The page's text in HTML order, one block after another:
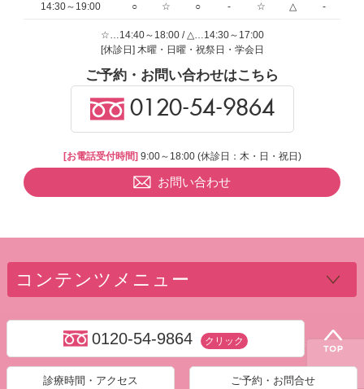
14:30～19:00 ○ ☆ ○ - ☆ △ -
☆…14:40～18:00 / △…14:30～17:00
[休診日] 木曜・日曜・祝祭日・学会日
ご予約・お問い合わせはこちら
0120-54-9864
[お電話受付時間] 9:00～18:00 (休診日：木・日・祝日)
お問い合わせ
コンテンツメニュー
0120-54-9864 クリック
診療時間・アクセス ご予約・お問合せ
Copyright ©中延の歯科・歯医者なら平内歯科クリニック. All Rights Reserved.